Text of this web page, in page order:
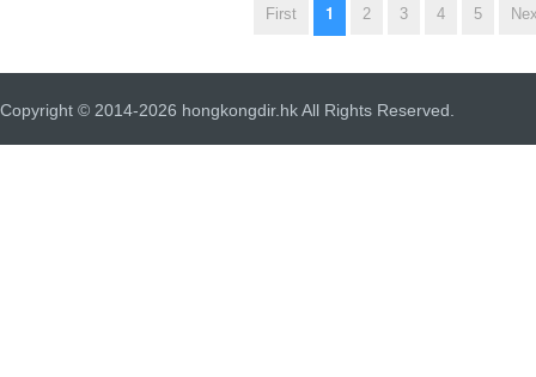
First 1 2 3 4 5
Copyright © 2014-2026 hongkongdir.hk All Rights Reserved.